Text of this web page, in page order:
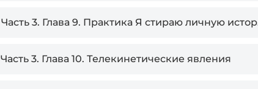
Часть 3. Глава 9. Практика Я стираю личную историю
Часть 3. Глава 10. Телекинетические явления